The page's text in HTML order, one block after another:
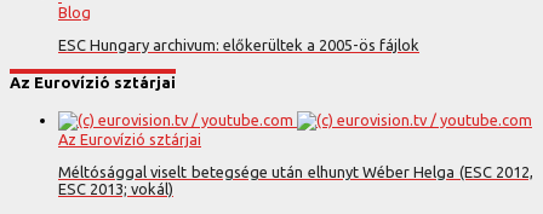
Blog
ESC Hungary archivum: előkerültek a 2005-ös fájlok
Az Eurovízió sztárjai
Az Eurovízió sztárjai
Méltósággal viselt betegsége után elhunyt Wéber Helga (ESC 2012,
ESC 2013; vokál)